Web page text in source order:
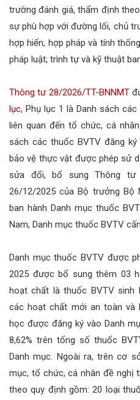
trường đánh giá, thẩm định
sự phù hợp với đường lối, chủ
hợp hiến, hợp pháp và tính
pháp luật; trình tự và kỹ thuật
Thông tư 28/2026/TT-BNNMT
lục, Phụ lục 1 là Danh sách
liên quan đến tổ chức, cá
sách các thuốc BVTV đăng
bảo vệ thực vật được phép sử
sửa đổi, bổ sung Thông tư
26/12/2025 của Bộ trưởng Bộ
ban hành Danh mục thuốc
Nam, Danh mục thuốc BVTV
Danh mục thuốc BVTV được
2025 được bổ sung thêm 03
hoạt chất là thuốc BVTV sinh
các hoạt chất mới an toàn và
học được đăng ký vào Danh
8,62% trên tổng số thuốc
Danh mục. Ngoài ra, trên cơ
mục, tổ chức, cá nhân đề nghị
theo quy định gồm: 20 loại